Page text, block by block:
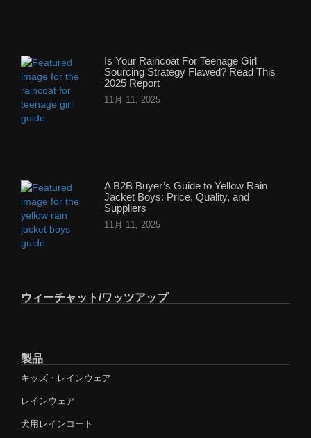
Is Your Raincoat For Teenage Girl
Sourcing Strategy Flawed? Read This
2025 Report
11月 11, 2025
A B2B Buyer’s Guide to Yellow Rain
Jacket Boys: Price, Quality, and
Suppliers
11月 11, 2025
ウィーチャット/ワッツアップ
製品
キッズ・レインウェア
レインウェア
犬用レインコート